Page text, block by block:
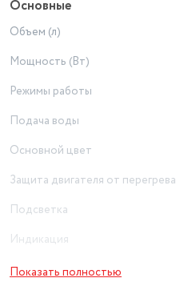
Основные
Объем (л)
Мощность (Вт)
Режимы работы
Подача воды
Основной цвет
Защита двигателя от перегрева
Подсветка
Индикация
Длина сетевого шнура (м)
Показать полностью